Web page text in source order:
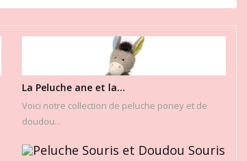
La Peluche ane et la...
Voici notre collection de peluche poney et de
doudou...